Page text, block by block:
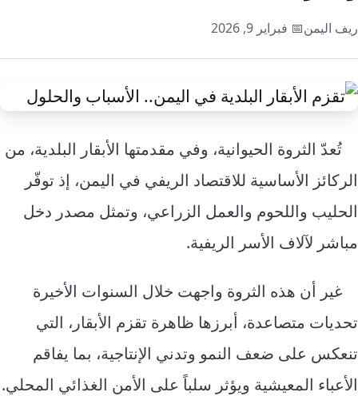
ثقافة
إرشاد زراعي
معيشة
قصة
قصص رقمية
تقارير صور
ريف اليمن📅 فبراير 9, 2026
تُعدّ الثروة الحيوانية، وفي مقدمتها الأبقار البلدية، من
الركائز الأساسية للاقتصاد الريفي في اليمن، إذ توفّر
الحليب واللحوم والعمل الزراعي، وتمثل مصدر دخل
مباشر لآلاف الأسر الريفية.
غير أن هذه الثروة واجهت خلال السنوات الأخيرة
تحديات متصاعدة، أبرزها ظاهرة تقزم الأبقار، التي
تنعكس على ضعف النمو وتدني الإنتاجية، بما يفاقم
الأعباء المعيشية ويؤثر سلباً على الأمن الغذائي المحلي.